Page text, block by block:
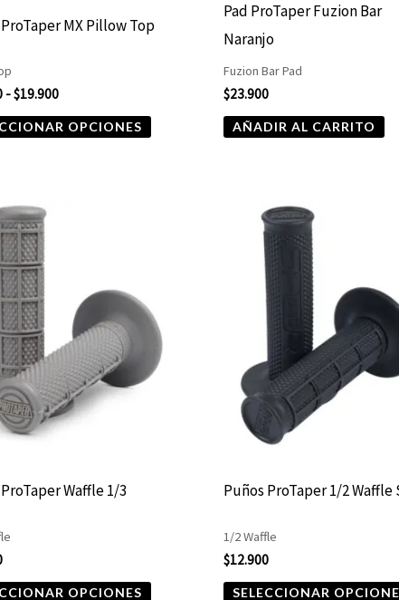
MX Pillow Top
-$19.900
OPCIONES
en
de
producto
Pad ProTaper Fuzion Bar
Naranjo
Fuzion Bar Pad
$23.900
AÑADIR AL CARRITO
Waffle 1/3
OPCIONES
variantes.
Las
opciones
de
Puños ProTaper 1/2
1/2 Waffle
$12.900
SELECCIONAR